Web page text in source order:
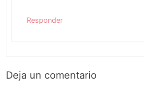
Responder
Deja un comentario